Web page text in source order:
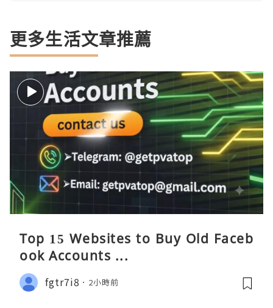
更多生活文章推薦
Top 15 Websites to Buy Old Faceb
ook Accounts ...
fgtr7i8 2小時前